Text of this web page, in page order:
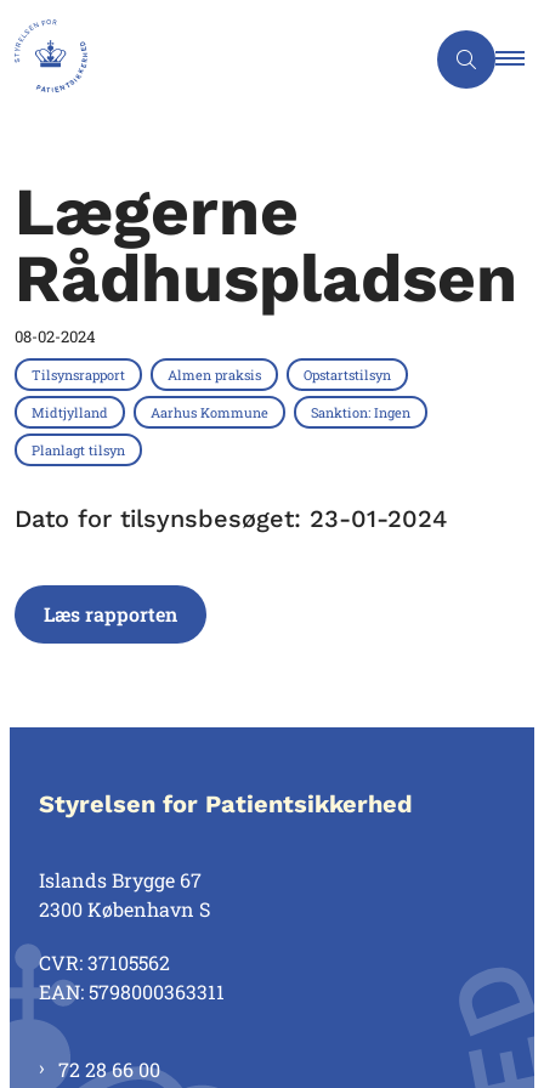
Lægerne
Rådhuspladsen
08-02-2024
Tilsynsrapport Almen praksis Opstartstilsyn
Midtjylland Aarhus Kommune Sanktion: Ingen
Planlagt tilsyn
Dato for tilsynsbesøget: 23-01-2024
Læs rapporten
Styrelsen for Patientsikkerhed
Islands Brygge 67
2300 København S
CVR: 37105562
EAN: 5798000363311
72 28 66 00